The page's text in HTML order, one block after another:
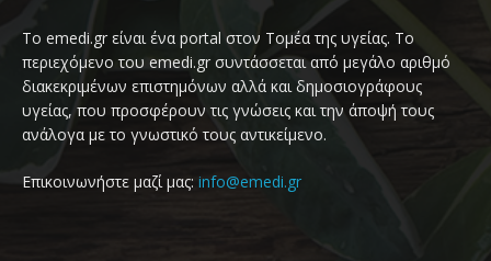
Το emedi.gr είναι ένα portal στον Τομέα της υγείας. Το
περιεχόμενο του emedi.gr συντάσσεται από μεγάλο αριθμό
διακεκριμένων επιστημόνων αλλά και δημοσιογράφους
υγείας, που προσφέρουν τις γνώσεις και την άποψή τους
ανάλογα με το γνωστικό τους αντικείμενο.
Επικοινωνήστε μαζί μας: info@emedi.gr